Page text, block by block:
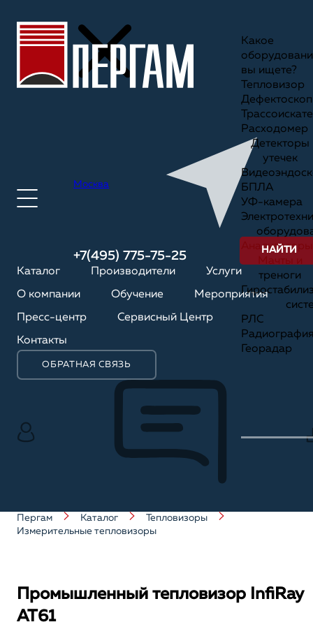
Москва
+7(495) 775-75-25
Каталог Производители Услуги
О компании Обучение Мероприятия
Пресс-центр Сервисный Центр
Контакты
ОБРАТНАЯ СВЯЗЬ
Какое
вы ищете?
Тепловизор
Дефектоскоп
Расходомер
Детекторы
утечек
БПЛА
УФ-камера
Анализаторы
треноги
РЛС
Георадар
НАЙТИ
Пергам Каталог
Тепловизоры
Измерительные тепловизоры
Промышленный тепловизор InfiRay
AT61